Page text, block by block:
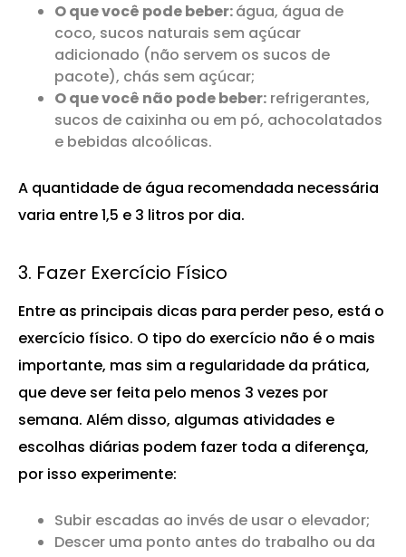
O que você pode beber:água, água de
coco, sucos naturais sem açúcar
adicionado (não servem os sucos de
pacote), chás sem açúcar;
O que você não pode beber: refrigerantes,
sucos de caixinha ou em pó, achocolatados
e bebidas alcoólicas.
A quantidade de água recomendada necessária
varia entre 1,5 e 3 litros por dia.
3. Fazer Exercício Físico
Entre as principais dicas para perder peso, está o
exercício físico. O tipo do exercício não é o mais
importante, mas sim a regularidade da prática,
que deve ser feita pelo menos 3 vezes por
semana. Além disso, algumas atividades e
escolhas diárias podem fazer toda a diferença,
por isso experimente:
Subir escadas ao invés de usar o elevador;
Descer uma ponto antes do trabalho ou da